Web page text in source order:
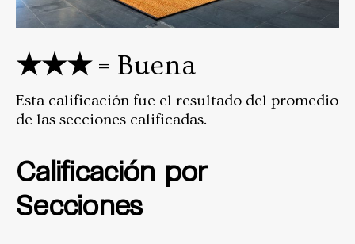
★★★= Buena
Esta calificación fue el resultado del promedio
de las secciones calificadas.
Calificación por
Secciones